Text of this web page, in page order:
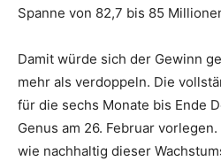
Spanne von 82,7 bis 85
Damit würde sich der Gewinn
mehr als verdoppeln. Die
für die sechs Monate bis Ende
Genus am 26. Februar
wie nachhaltig dieser